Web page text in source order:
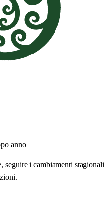
anno
seguire i cambiamenti stagionali